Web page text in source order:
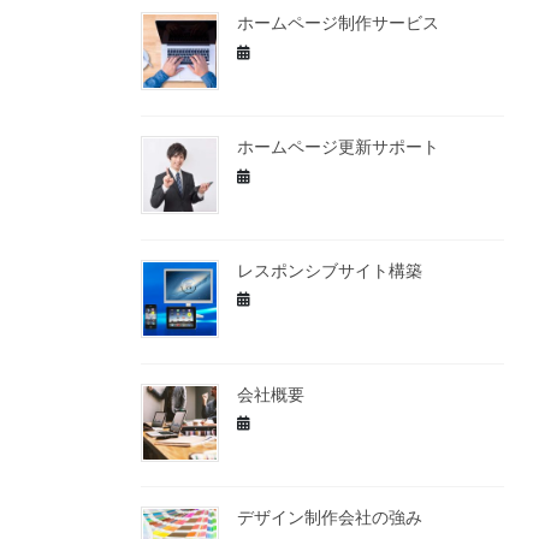
ホームページ制作サービス
ホームページ更新サポート
レスポンシブサイト構築
会社概要
デザイン制作会社の強み